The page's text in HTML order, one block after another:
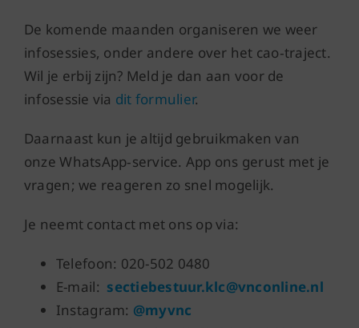
De komende maanden organiseren we weer
infosessies, onder andere over het cao‑traject.
Wil je erbij zijn? Meld je dan aan voor de
infosessie via dit formulier.
Daarnaast kun je altijd gebruikmaken van
onze WhatsApp‑service. App ons gerust met je
vragen; we reageren zo snel mogelijk.
Je neemt contact met ons op via:
Telefoon: 020-502 0480
E-mail: sectiebestuur.klc@vnconline.nl
Instagram: @myvnc